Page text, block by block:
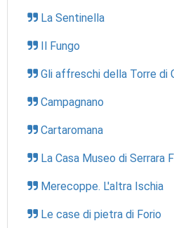
La Sentinella
Il Fungo
Gli affreschi della Torre di
Campagnano
Cartaromana
La Casa Museo di Serrara
Merecoppe. L'altra Ischia
Le case di pietra di Forio